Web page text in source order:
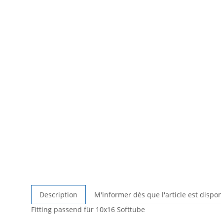
Description
M'informer dès que l'article est
Fitting passend für 10x16 Softtube